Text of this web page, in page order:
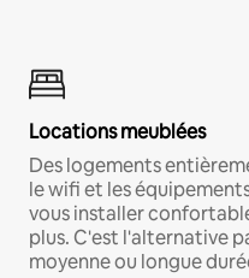
Locations meublées
Des logements
le wifi et les
vous installer
plus. C'est l'alternative
moyenne ou longue